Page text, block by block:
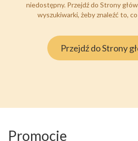
niedostępny. Przejdź do Strony
wyszukiwarki, żeby znaleźć to,
Przejdź do Strony
Promocje